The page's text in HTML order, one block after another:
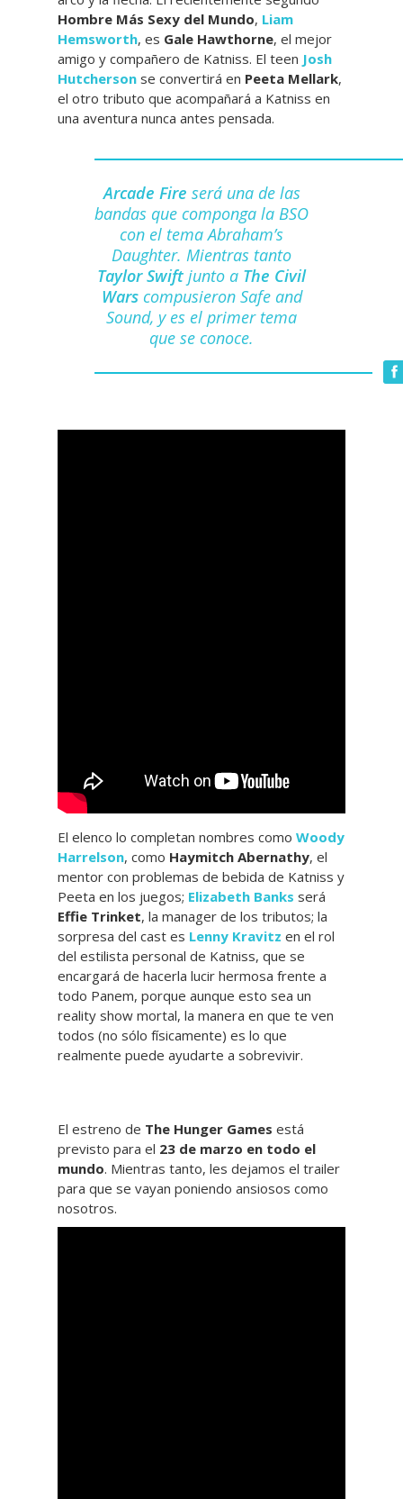
Hombre Más Sexy del Mundo, Liam
Hemsworth, es Gale Hawthorne, el mejor
amigo y compañero de Katniss. El teen Josh
Hutcherson se convertirá en Peeta Mellark,
el otro tributo que acompañará a Katniss en
una aventura nunca antes pensada.
Arcade Fire será una de las
bandas que componga la BSO
con el tema Abraham’s
Daughter. Mientras tanto
Taylor Swift junto a The Civil
Warscompusieron Safe and
Sound, y es el primer tema
que se conoce.
El elenco lo completan nombres como Woody
Harrelson, como Haymitch Abernathy, el
mentor con problemas de bebida de Katniss y
Peeta en los juegos; Elizabeth Banks será
Effie Trinket, la manager de los tributos; la
sorpresa del cast es Lenny Kravitz en el rol
del estilista personal de Katniss, que se
encargará de hacerla lucir hermosa frente a
todo Panem, porque aunque esto sea un
reality show mortal, la manera en que te ven
todos (no sólo físicamente) es lo que
realmente puede ayudarte a sobrevivir.
El estreno de The Hunger Games está
previsto para el 23 de marzo en todo el
mundo. Mientras tanto, les dejamos el trailer
para que se vayan poniendo ansiosos como
nosotros.